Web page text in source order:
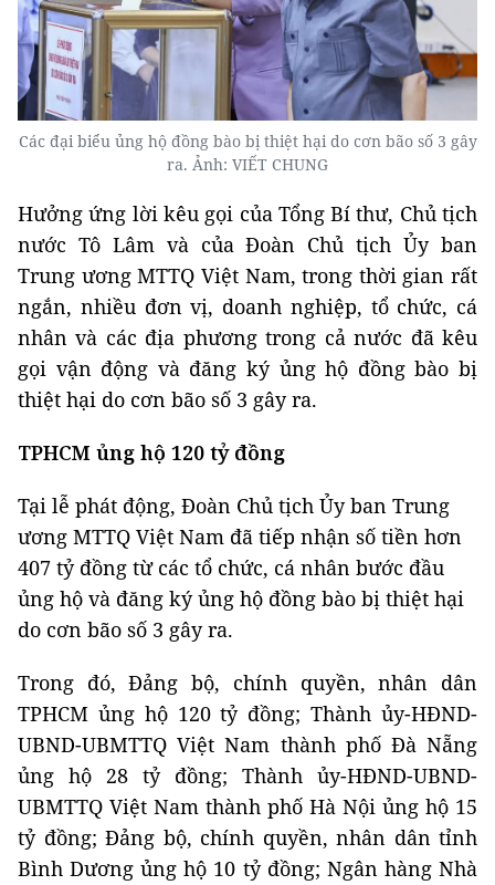
Các đại biểu ủng hộ đồng bào bị thiệt hại do cơn bão số 3 gây
ra. Ảnh: VIẾT CHUNG
Hưởng ứng lời kêu gọi của Tổng Bí thư, Chủ tịch
nước Tô Lâm và của Đoàn Chủ tịch Ủy ban
Trung ương MTTQ Việt Nam, trong thời gian rất
ngắn, nhiều đơn vị, doanh nghiệp, tổ chức, cá
nhân và các địa phương trong cả nước đã kêu
gọi vận động và đăng ký ủng hộ đồng bào bị
thiệt hại do cơn bão số 3 gây ra.
TPHCM ủng hộ 120 tỷ đồng
Tại lễ phát động, Đoàn Chủ tịch Ủy ban Trung
ương MTTQ Việt Nam đã tiếp nhận số tiền hơn
407 tỷ đồng từ các tổ chức, cá nhân bước đầu
ủng hộ và đăng ký ủng hộ đồng bào bị thiệt hại
do cơn bão số 3 gây ra.
Trong đó, Đảng bộ, chính quyền, nhân dân
TPHCM ủng hộ 120 tỷ đồng; Thành ủy-HĐND-
UBND-UBMTTQ Việt Nam thành phố Đà Nẵng
ủng hộ 28 tỷ đồng; Thành ủy-HĐND-UBND-
UBMTTQ Việt Nam thành phố Hà Nội ủng hộ 15
tỷ đồng; Đảng bộ, chính quyền, nhân dân tỉnh
Bình Dương ủng hộ 10 tỷ đồng; Ngân hàng Nhà